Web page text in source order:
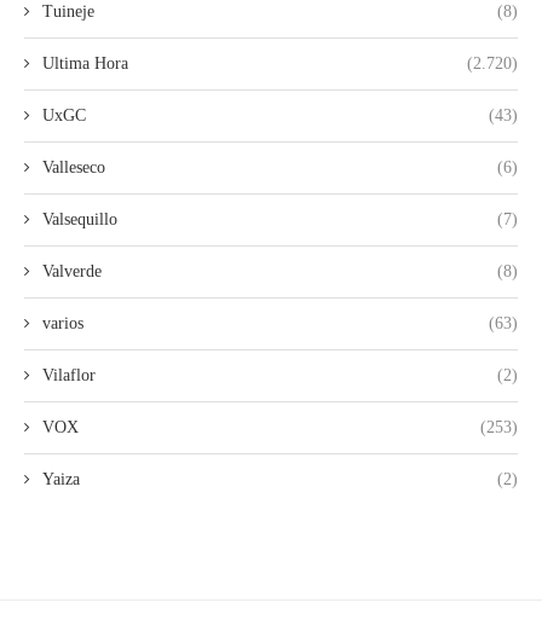
Tuineje (8)
Ultima Hora (2.720)
UxGC (43)
Valleseco (6)
Valsequillo (7)
Valverde (8)
varios (63)
Vilaflor (2)
VOX (253)
Yaiza (2)